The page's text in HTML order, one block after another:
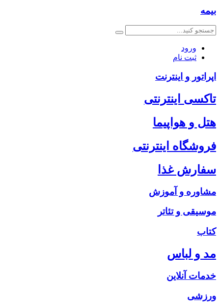
بیمه
ورود
ثبت نام
اپراتور و اینترنت
تاکسی اینترنتی
هتل و هواپیما
فروشگاه اینترنتی
سفارش غذا
مشاوره و آموزش
موسیقی و تئاتر
کتاب
مد و لباس
خدمات آنلاین
ورزشی